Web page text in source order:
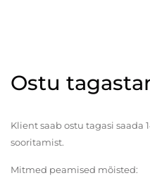
Ostu
Klient saab ostu tagasi saada
sooritamist.
Mitmed peamised mõisted: